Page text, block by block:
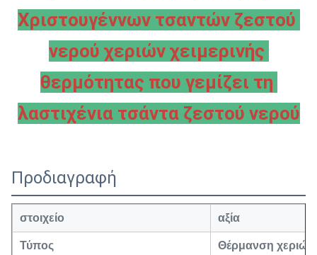
Χριστουγέννων τσαντών ζεστού
νερού χεριών χειμερινής
θερμότητας που γεμίζει τη
λαστιχένια τσάντα ζεστού νερού
Προδιαγραφή
στοιχείο αξία
Τύπος Θέρμανση χεριών